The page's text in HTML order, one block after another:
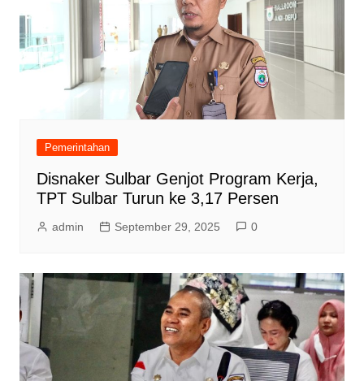
Pemerintahan
Disnaker Sulbar Genjot Program Kerja,
TPT Sulbar Turun ke 3,17 Persen
admin September 29, 2025 0